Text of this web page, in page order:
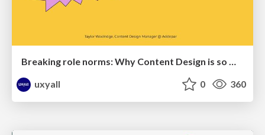
Breaking role norms: Why Content Design is so much more than writing copy - Taylor Woolridge
uxyall
0 360